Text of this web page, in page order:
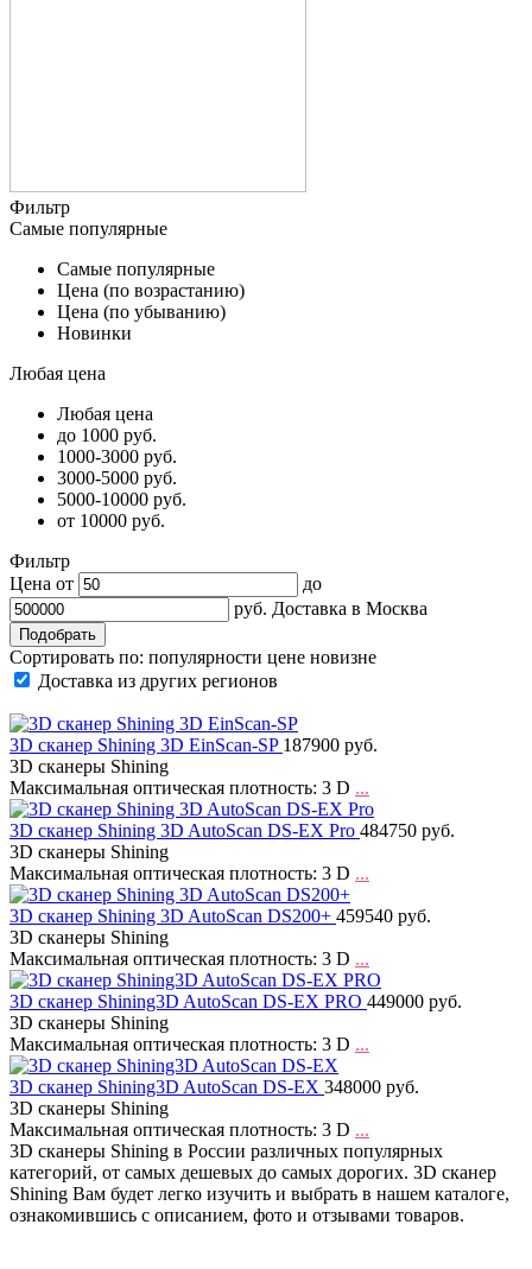
Фильтр
Самые популярные
Самые популярные
Цена (по возрастанию)
Цена (по убыванию)
Новинки
Любая цена
Любая цена
до 1000 руб.
1000-3000 руб.
3000-5000 руб.
5000-10000 руб.
от 10000 руб.
Фильтр
Цена от
до
руб. Доставка в Москва
Сортировать по: популярности цене новизне
Доставка из других регионов
3D сканер Shining 3D EinScan-SP 187900 руб.
3D сканеры Shining
Максимальная оптическая плотность: 3 D ...
3D сканер Shining 3D AutoScan DS-EX Pro 484750 руб.
3D сканеры Shining
Максимальная оптическая плотность: 3 D ...
3D сканер Shining 3D AutoScan DS200+ 459540 руб.
3D сканеры Shining
Максимальная оптическая плотность: 3 D ...
3D сканер Shining3D AutoScan DS-EX PRO 449000 руб.
3D сканеры Shining
Максимальная оптическая плотность: 3 D ...
3D сканер Shining3D AutoScan DS-EX 348000 руб.
3D сканеры Shining
Максимальная оптическая плотность: 3 D ...
3D сканеры Shining в России различных популярных
категорий, от самых дешевых до самых дорогих. 3D сканер
Shining Вам будет легко изучить и выбрать в нашем каталоге,
ознакомившись с описанием, фото и отзывами товаров.